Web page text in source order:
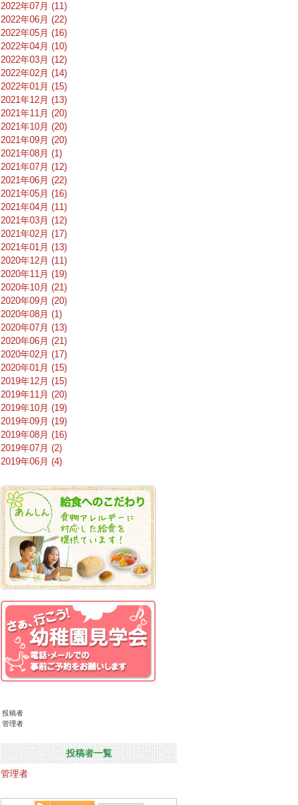
2022年07月 (11)
2022年06月 (22)
2022年05月 (16)
2022年04月 (10)
2022年03月 (12)
2022年02月 (14)
2022年01月 (15)
2021年12月 (13)
2021年11月 (20)
2021年10月 (20)
2021年09月 (20)
2021年08月 (1)
2021年07月 (12)
2021年06月 (22)
2021年05月 (16)
2021年04月 (11)
2021年03月 (12)
2021年02月 (17)
2021年01月 (13)
2020年12月 (11)
2020年11月 (19)
2020年10月 (21)
2020年09月 (20)
2020年08月 (1)
2020年07月 (13)
2020年06月 (21)
2020年02月 (17)
2020年01月 (15)
2019年12月 (15)
2019年11月 (20)
2019年10月 (19)
2019年09月 (19)
2019年08月 (16)
2019年07月 (2)
2019年06月 (4)
投稿者
管理者
投稿者一覧
管理者